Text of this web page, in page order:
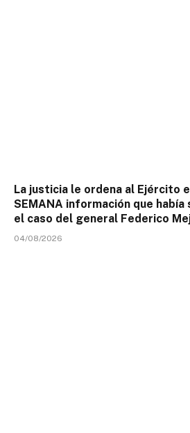
La justicia le ordena al Ejército
SEMANA información que había
el caso del general Federico
04/08/2026